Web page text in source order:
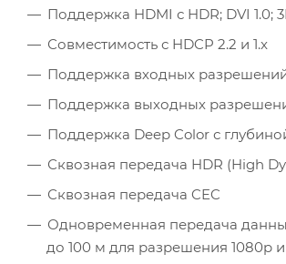
Поддержка HDMI с HDR; DVI 1.0;
Совместимость с HDCP 2.2 и 1.x
Поддержка входных разрешений
Поддержка выходных
Поддержка Deep Color с
Сквозная передача HDR (High
Сквозная передача CEC
Одновременная передача
до 100 м для разрешения 1080p